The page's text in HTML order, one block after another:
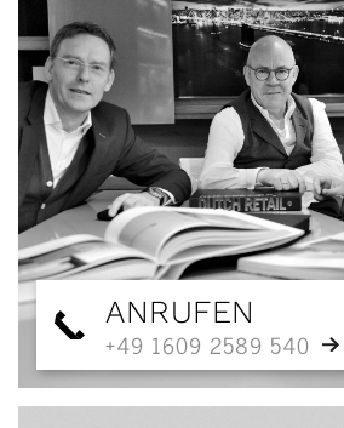
ANRUFEN
+49 1609 2589 540